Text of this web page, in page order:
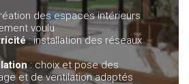
des espaces intérieurs
voulu
: installation des réseaux
: choix et pose des
et de ventilation adaptés